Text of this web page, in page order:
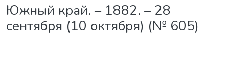
Южный край. – 1882. – 28
сентября (10 октября) (№ 605)